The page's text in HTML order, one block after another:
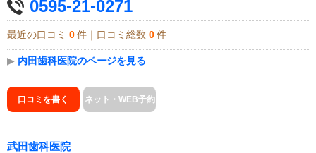
0595-21-0271
最近の口コミ 0 件｜口コミ総数 0 件
▶ 内田歯科医院のページを見る
口コミを書く ネット・WEB予約
武田歯科医院